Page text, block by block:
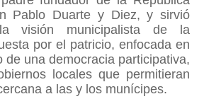
Pablo Duarte y Diez, y sirvió
visión municipalista de la
por el patricio, enfocada en
de una democracia participativa,
locales que permitieran
a las y los munícipes.